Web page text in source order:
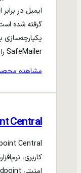
ایمیل در
یکپارچه‌سازی
SafeMailer را انجام می‌دهد.
مشاهده
Central
کاربری،